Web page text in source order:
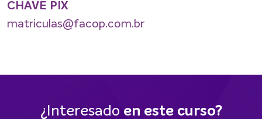
CHAVE PIX
matriculas@facop.com.br
¿Interesado en este curso?